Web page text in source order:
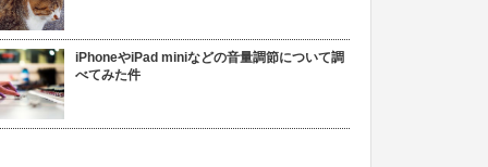
iPhoneやiPad miniなどの音量調節について調
べてみた件